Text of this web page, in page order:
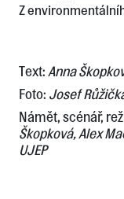
Z
Text: Anna
Foto: Josef
Námět, scénář,
Škopková, Alex
UJEP